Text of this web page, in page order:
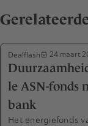
Dealflash 24 maart
le ASN-fonds
bank
Het energiefonds